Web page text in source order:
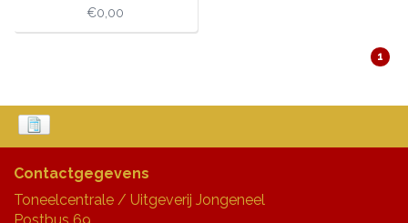
€0,00
1
Contactgegevens
Toneelcentrale / Uitgeverij Jongeneel